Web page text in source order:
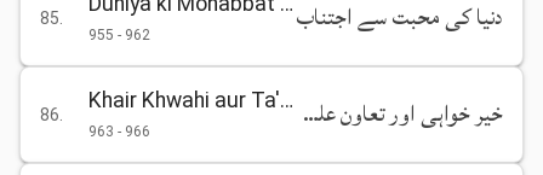
85
955 - 962 دنیا کی محبت سے اجتناب
86
Khair Khwahi aur Ta'awun Alal Birr
963 - 966 خیر خواہی اور تعاون علی البر